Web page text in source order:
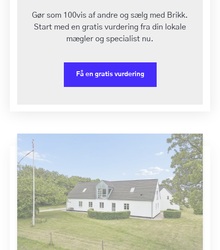
Gør som 100vis af andre og sælg med Brikk.
Start med en gratis vurdering fra din lokale
mægler og specialist nu.
Få en gratis vurdering